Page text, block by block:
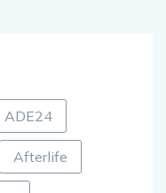
ADE24
Afterlife